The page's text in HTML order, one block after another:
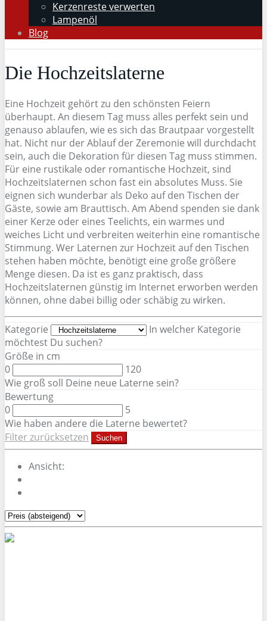
Kerzenreste verwerten
Lampenöl
Blog
Die Hochzeitslaterne
Eine Hochzeit gehört zu den schönsten Feiern
überhaupt. An diesem Tag muss alles perfekt sein und
genauso ablaufen, wie es sich das Brautpaar vorgestellt
hat. Nicht nur der Ablauf der Zeremonie will durchdacht
sein, auch die Dekoration für diesen Tag muss stimmen.
Für eine rustikale oder romantische Hochzeit, sind
Hochzeitslaternen schon fast ein absolutes Muss. Sie
eignen sich wunderbar als Deko auf den Tischen der
Gäste, sowie am Brauttisch. Am Abend spenden sie dank
einer Kerze oder eines Teelichts, ein warmes und
weiches Licht und verbreiten weiterhin eine romantische
Stimmung. Wer Laternen zur Hochzeit auf den Tischen
stehen haben möchte, benötigt eine große größere
Menge diesen. Da ist es ganz praktisch, dass
Hochzeitslaternen günstig im Internet erworben werden
können, ohne dabei billig oder schäbig zu wirken.
Kategorie
In welcher Kategorie
möchtest Du suchen?
Größe in cm
0
120
Wie groß soll Deine neue Laterne sein?
Bewertung
0
5
Wie haben andere die Laterne bewertet?
Filter zurücksetzen
Suchen
Ansicht: